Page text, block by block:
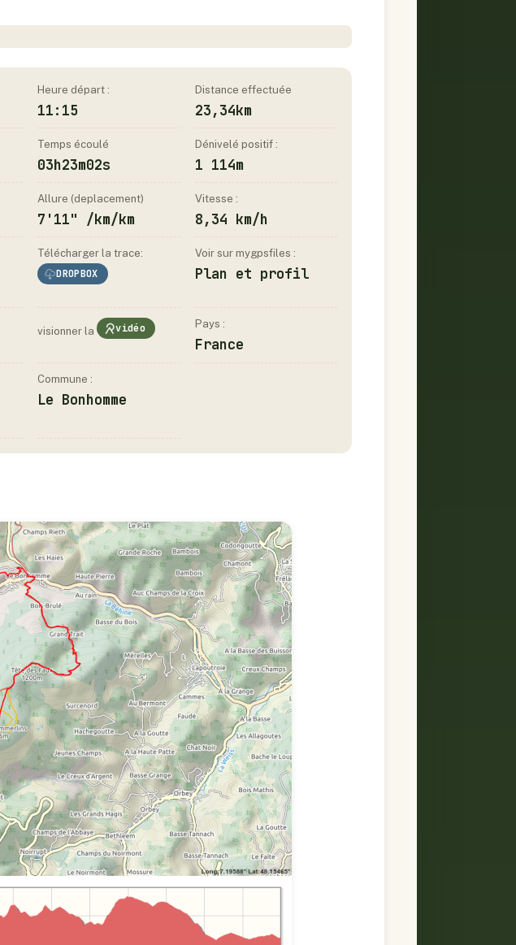
Heure départ :
11:15
Distance effectuée
23,34km
Temps écoulé
03h23m02s
Dénivelé positif :
1 114m
Allure (deplacement)
7'11" /km/km
Vitesse :
8,34 km/h
Télécharger la trace:
DROPBOX
Voir sur mygpsfiles :
Plan et profil
visionner la vidéo Pays :
France
Commune :
Le Bonhomme